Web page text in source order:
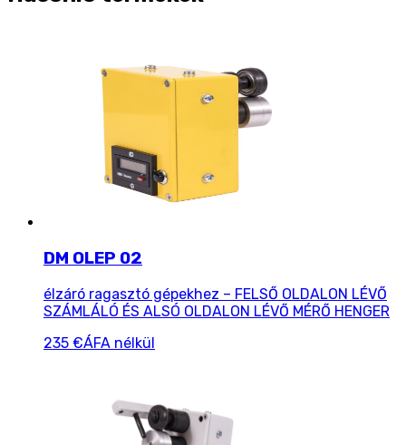
DM OLEP 02
élzáró ragasztó gépekhez – FELSŐ OLDALON LÉVŐ
SZÁMLÁLÓ ÉS ALSÓ OLDALON LÉVŐ MÉRŐ HENGER
235 €ÁFA nélkül